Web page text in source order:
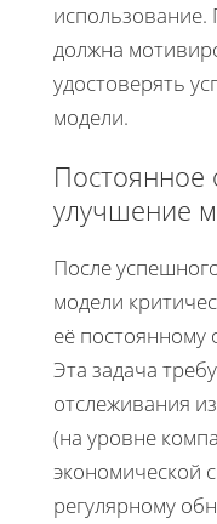
использование.
должна
удостоверять
модели.
Постоянное
улучшение
После
модели
её
Эта задача
отслеживания
(на уровне
экономической
регулярному